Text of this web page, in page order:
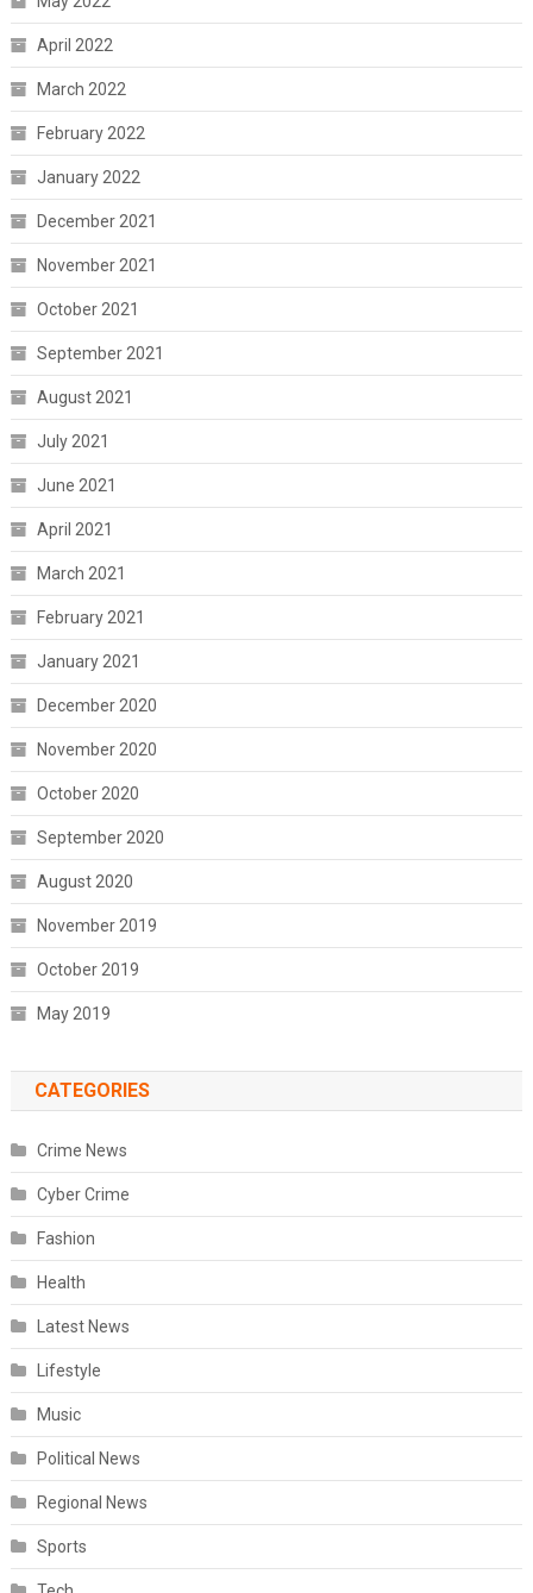
April 2022
March 2022
February 2022
January 2022
December 2021
November 2021
October 2021
September 2021
August 2021
July 2021
June 2021
April 2021
March 2021
February 2021
January 2021
December 2020
November 2020
October 2020
September 2020
August 2020
November 2019
October 2019
May 2019
CATEGORIES
Crime News
Cyber Crime
Fashion
Health
Latest News
Lifestyle
Music
Political News
Regional News
Sports